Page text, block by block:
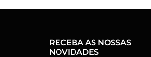
RECEBA AS NOSSAS
NOVIDADES